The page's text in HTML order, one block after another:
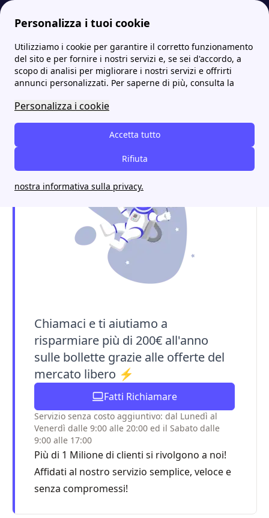
Personalizza i tuoi cookie
Utilizziamo i cookie per garantire il corretto funzionamento
del sito e per fornire i nostri servizi e, se sei d'accordo, a
scopo di analisi per migliorare i nostri servizi e offrirti
annunci personalizzati. Per saperne di più, consulta la
Personalizza i cookie
Accetta tutto
Rifiuta
nostra informativa sulla privacy.
Energia-Luce.it Tutti i punti Edison più vicini a te: gli indirizzi e i contatti Edison Campobasso: contatti, sportelli e informazioni utili
Edison Campobasso:
contatti, sportelli e
informazioni utili
Chiamaci e ti aiutiamo a
risparmiare più di 200€ all'anno
sulle bollette grazie alle offerte del
mercato libero ⚡
Fatti Richiamare
Servizio senza costo aggiuntivo: dal Lunedì al
Venerdì dalle 9:00 alle 20:00 ed il Sabato dalle
9:00 alle 17:00
Più di 1 Milione di clienti si rivolgono a noi!
Affidati al nostro servizio semplice, veloce e
senza compromessi!